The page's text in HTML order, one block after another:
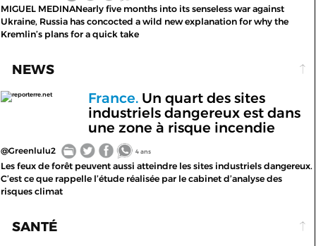
MIGUEL MEDINANearly five months into its senseless war against
Ukraine, Russia has concocted a wild new explanation for why the
Kremlin’s plans for a quick take
NEWS
reporterre.net France.Un quart des sites
industriels dangereux est dans
une zone à risque incendie
@Greenlulu2 4 ans
Les feux de forêt peuvent aussi atteindre les sites industriels dangereux.
C’est ce que rappelle l’étude réalisée par le cabinet d’analyse des
risques climat
SANTÉ